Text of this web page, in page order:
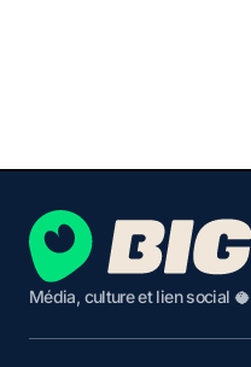
Média, culture et lien social 🥥